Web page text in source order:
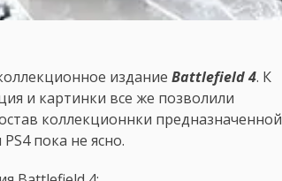
издание Battlefield 4. К
и картинки все же позволили
коллекционнки предназначенной
пока не ясно.